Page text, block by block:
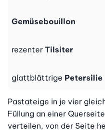
Gemüsebouillon
rezenter Tilsiter
glattblättrige Petersilie
Pastateige in je vier
Füllung an einer
verteilen, von der Seite